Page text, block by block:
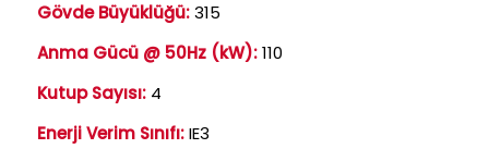
Gövde Büyüklüğü:315
Anma Gücü @ 50Hz (kW):110
Kutup Sayısı: 4
Enerji Verim Sınıfı:IE3